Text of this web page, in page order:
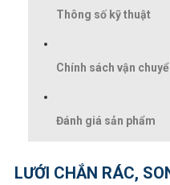
Thông số kỹ thuật
Chính sách vận
Đánh giá sản phẩm
LƯỚI CHẮN RÁC,